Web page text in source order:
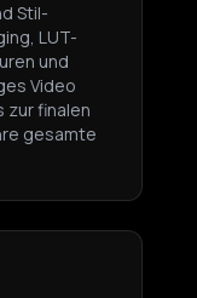
Stil-
LUT-
und
Video
zur finalen
gesamte